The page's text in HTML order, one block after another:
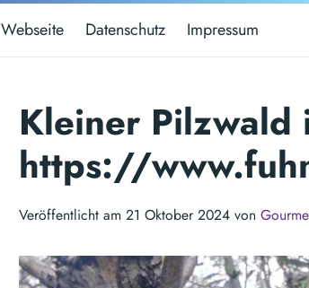
Webseite Datenschutz Impressum
Kleiner Pilzwald
https://
Veröffentlicht am 21 Oktober 2024 von